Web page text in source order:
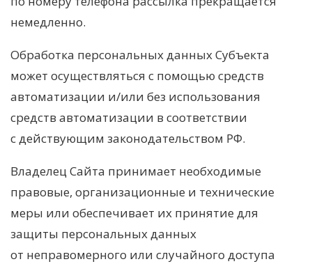
немедленно.
Обработка персональных данных Субъекта
может осуществляться с помощью средств
автоматизации и/или без использования
средств автоматизации в соответствии
с действующим законодательством РФ.
Владелец Сайта принимает необходимые
правовые, организационные и технические
меры или обеспечивает их принятие для
защиты персональных данных
от неправомерного или случайного доступа